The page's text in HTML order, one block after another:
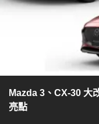
Mazda 3、CX-30 大
亮點